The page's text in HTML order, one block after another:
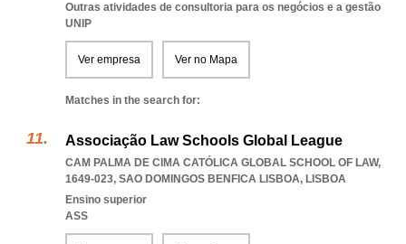
Outras atividades de consultoria para os negócios e a gestão
UNIP
Ver empresa Ver no Mapa
Matches in the search for:
Associação Law Schools Global League
CAM PALMA DE CIMA CATÓLICA GLOBAL SCHOOL OF LAW,
1649-023, SAO DOMINGOS BENFICA LISBOA, LISBOA
Ensino superior
ASS